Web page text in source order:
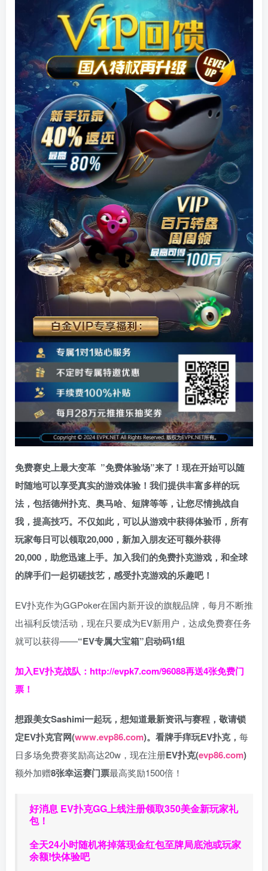
免费赛史上最大变革 ”免费体验场”来了！ 现在开始可以随
时随地可以享受真实的游戏体验！我们提供丰富多样的玩
法，包括德州扑克、奥马哈、短牌等等，让您尽情挑战自
我，提高技巧。不仅如此， 可以从游戏中获得体验币，所有
玩家每日可以领取20,000，新加入朋友还可额外获得
20,000，助您迅速上手。 加入我们的免费扑克游戏，和全球
的牌手们一起切磋技艺，感受扑克游戏的乐趣吧！
EV扑克作为GGPoker在国内新开设的旗舰品牌，每月不断推
出福利反馈活动，现在只要成为EV新用户，达成免费赛任务
就可以获得——“EV专属大宝箱”启动码1组
加入EV扑克战队： http://evpk7.com/96088再送4张免费门
票！
想跟美女Sashimi一起玩， 想知道最新资讯与赛程， 敬请锁
定EV扑克官网(www.evp86.com)。 看牌手痒玩EV扑克， 每
日多场免费赛奖励高达20w，现在注册EV扑克(evp86.com)
额外加赠8张幸运赛门票最高奖励1500倍！
好消息 EV扑克GG上线注册领取350美金新玩家礼
包！
全天24小时随机将掉落现金红包至牌局底池或玩家
余额!快体验吧